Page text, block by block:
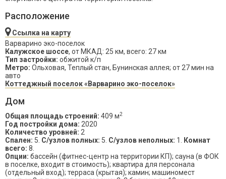
Расположение
Ссылка на карту
Варварино эко-поселок
Калужское шоссе, от МКАД: 25 км, всего: 27 км
Тип застройки: обжитой к/п
Метро: Ольховая, Теплый стан, Бунинская аллея; от 27 мин на
авто
Коттеджный поселок «Варварино эко-поселок»
Дом
Общая площадь строений: 409 м2
Год постройки дома: 2020
Количество уровней: 2
Спален: 5. С/узлов полных: 5. С/узлов неполных: 1.
Комнат
всего: 8.
Опции: бассейн (фитнес-центр на территории КП); сауна (в ФОК
в поселке, входит в стоимость); квартира для персонала
(отдельный вход); терраса (крытая); камин; машиномест